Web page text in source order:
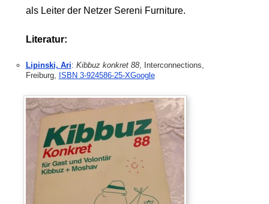
als Leiter der Netzer Sereni Furniture.
Literatur:
Lipinski, Ari: Kibbuz konkret 88, Interconnections,
Freiburg, ISBN 3-924586-25-XGoogle